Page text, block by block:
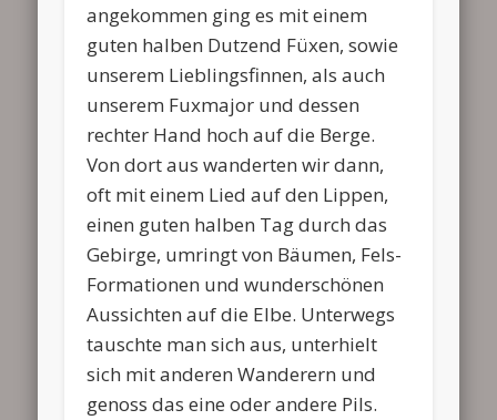
angekommen ging es mit einem
guten halben Dutzend Füxen, sowie
unserem Lieblingsfinnen, als auch
unserem Fuxmajor und dessen
rechter Hand hoch auf die Berge.
Von dort aus wanderten wir dann,
oft mit einem Lied auf den Lippen,
einen guten halben Tag durch das
Gebirge, umringt von Bäumen, Fels-
Formationen und wunderschönen
Aussichten auf die Elbe. Unterwegs
tauschte man sich aus, unterhielt
sich mit anderen Wanderern und
genoss das eine oder andere Pils.